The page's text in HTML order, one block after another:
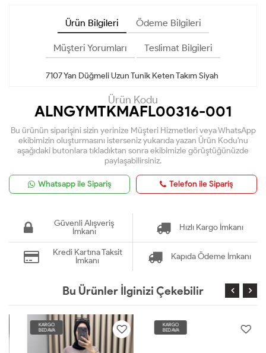
Ürün Bilgileri Ödeme Bilgileri
Müşteri Yorumları Teslimat Bilgileri
7107 Yan Düğmeli Uzun Tunik Keten Takım Siyah
Ürün Kodu
ALNGYMTKMAFL00316-001
Bu ürünün siparişini sizin yerinize Müşteri Hizmetleri veya WhatsApp
ekibimizin oluşturmasını isterseniz yukarıda yazan Ürün Kodu'nu
aşağıdaki butonlara tıkladıktan sonra ekibimizle görüştüğünüzde
paylaşabilirsiniz.
Whatsapp ile Sipariş Telefon ile Sipariş
Güvenli Alışveriş
İmkanı
Hızlı Kargo İmkanı
Kredi Kartına Taksit
İmkanı
Kapıda Ödeme İmkanı
Bu Ürünler İlginizi Çekebilir
KARGO
BEDAVA
KARGO
BEDAVA